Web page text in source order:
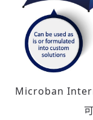
Microban